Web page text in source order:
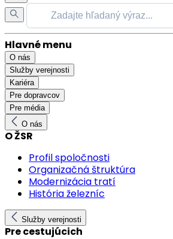
Hlavné menu
O nás
Služby verejnosti
Kariéra
Pre dopravcov
Pre média
O nás
O ŽSR
Profil spoločnosti
Organizačná štruktúra
Modernizácia tratí
História železníc
Služby verejnosti
Pre cestujúcich